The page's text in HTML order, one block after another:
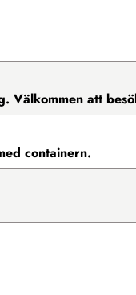
att
containern.